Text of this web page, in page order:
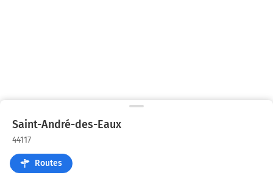
Saint-André-des-Eaux
44117
Routes